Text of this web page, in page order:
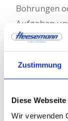
Zustimmung
Diese
Wir verwenden
Bohrungen
Aufgaben
erzählen